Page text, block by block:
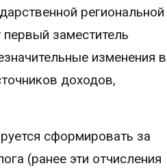
региональной
заместитель
изменения в
доходов,
сформировать за
(ранее эти отчисления